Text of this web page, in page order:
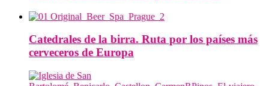
Catedrales de la birra. Ruta por los países más
cerveceros de Europa